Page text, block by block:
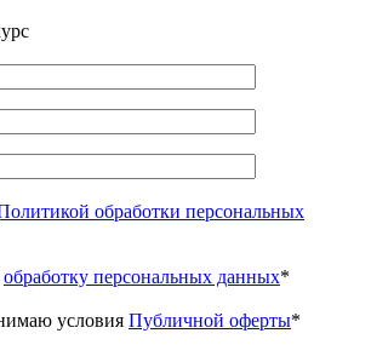
обработки персональных
обработку персональных данных*
условия Публичной оферты*